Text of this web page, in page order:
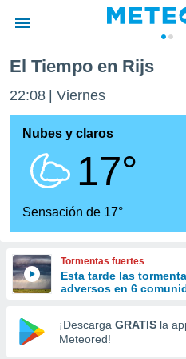
de
por
se
calidad.
a este
las
y
forma
digital
basada
El Tiempo en Rijs
22:08 Viernes
Nubes y claros
17°
Sensación de 17°
Tormentas fuertes
Esta tarde las
adversos en 6
¡Descarga GRATIS la
Meteored!